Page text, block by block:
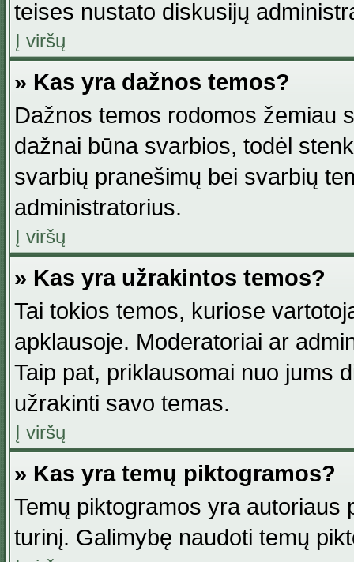
teises nustato diskusijų
Į viršų
» Kas yra dažnos temos?
Dažnos temos rodomos žemiau
dažnai būna svarbios, todėl
svarbių pranešimų bei svarbių
administratorius.
Į viršų
» Kas yra užrakintos temos?
Tai tokios temos, kuriose
apklausoje. Moderatoriai ar
Taip pat, priklausomai nuo jums
užrakinti savo temas.
Į viršų
» Kas yra temų piktogramos?
Temų piktogramos yra autoriaus
turinį. Galimybę naudoti temų